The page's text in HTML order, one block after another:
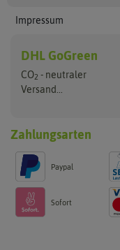
Impressum
DHL GoGreen
CO2 - neutraler
Versand...
Zahlungsarten
Paypal
Sofort